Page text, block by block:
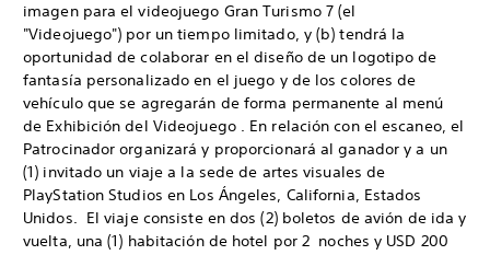
imagen para el videojuego Gran Turismo 7 (el
"Videojuego") por un tiempo limitado, y (b) tendrá la
oportunidad de colaborar en el diseño de un logotipo de
fantasía personalizado en el juego y de los colores de
vehículo que se agregarán de forma permanente al menú
de Exhibición del Videojuego . En relación con el escaneo, el
Patrocinador organizará y proporcionará al ganador y a un
(1) invitado un viaje a la sede de artes visuales de
PlayStation Studios en Los Ángeles, California, Estados
Unidos. El viaje consiste en dos (2) boletos de avión de ida y
vuelta, una (1) habitación de hotel por 2 noches y USD 200